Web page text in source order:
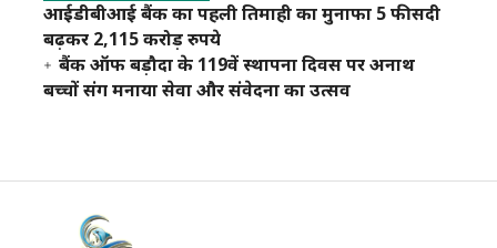
आईडीबीआई बैंक का पहली तिमाही का मुनाफा 5 फीसदी
बढ़कर 2,115 करोड़ रुपये
बैंक ऑफ बड़ौदा के 119वें स्थापना दिवस पर अनाथ
बच्चों संग मनाया सेवा और संवेदना का उत्सव